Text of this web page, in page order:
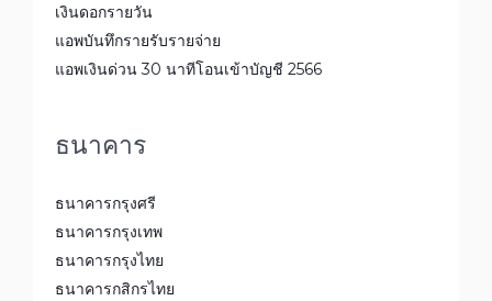
เงินดอกรายวัน
แอพบันทึกรายรับรายจ่าย
แอพเงินด่วน 30 นาทีโอนเข้าบัญชี 2566
ธนาคาร
ธนาคารกรุงศรี
ธนาคารกรุงเทพ
ธนาคารกรุงไทย
ธนาคารกสิกรไทย